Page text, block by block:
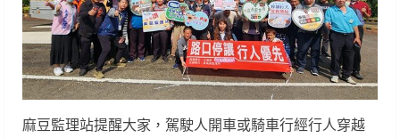
麻豆監理站提醒大家，駕駛人開車或騎車行經行人穿越